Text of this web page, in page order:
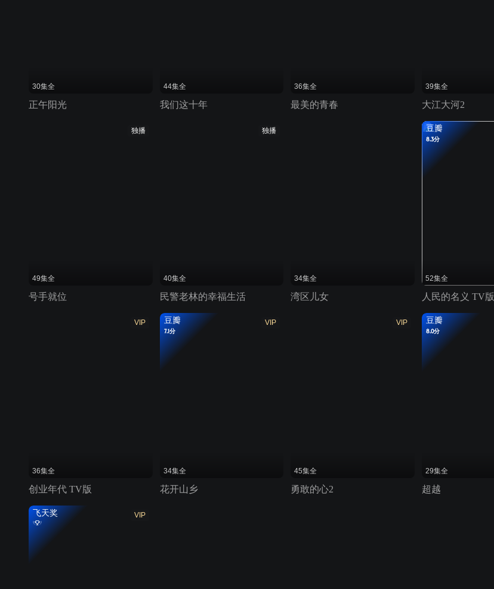
30集全
正午阳光
44集全
我们这十年
36集全
最美的青春
39集全
大江大河2
独播
49集全
号手就位
独播
40集全
民警老林的幸福生活
34集全
湾区儿女
豆瓣
8.3分
52集全
人民的名义 TV版
VIP
36集全
创业年代 TV版
VIP
豆瓣
7.1分
34集全
花开山乡
VIP
45集全
勇敢的心2
豆瓣
8.0分
29集全
超越
VIP
飞天奖